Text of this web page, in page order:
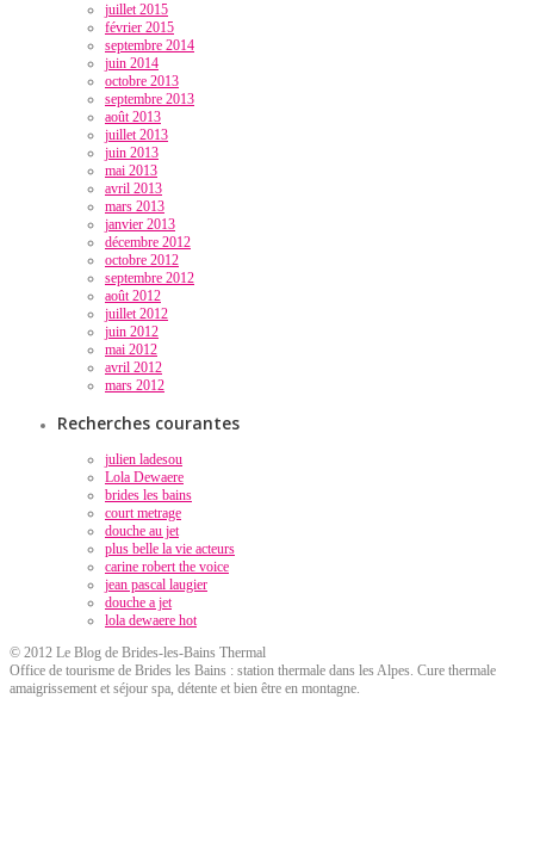
juillet 2015
février 2015
septembre 2014
juin 2014
octobre 2013
septembre 2013
août 2013
juillet 2013
juin 2013
mai 2013
avril 2013
mars 2013
janvier 2013
décembre 2012
octobre 2012
septembre 2012
août 2012
juillet 2012
juin 2012
mai 2012
avril 2012
mars 2012
Recherches courantes
julien ladesou
Lola Dewaere
brides les bains
court metrage
douche au jet
plus belle la vie acteurs
carine robert the voice
jean pascal laugier
douche a jet
lola dewaere hot
© 2012 Le Blog de Brides-les-Bains Thermal
Office de tourisme de Brides les Bains : station thermale dans les Alpes. Cure thermale
amaigrissement et séjour spa, détente et bien être en montagne.